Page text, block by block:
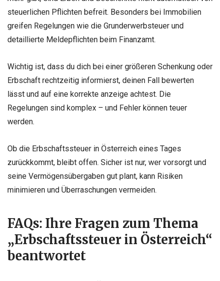
steuerlichen Pflichten befreit. Besonders bei Immobilien
greifen Regelungen wie die Grunderwerbsteuer und
detaillierte Meldepflichten beim Finanzamt.
Wichtig ist, dass du dich bei einer größeren Schenkung oder
Erbschaft rechtzeitig informierst, deinen Fall bewerten
lässt und auf eine korrekte anzeige achtest. Die
Regelungen sind komplex – und Fehler können teuer
werden.
Ob die Erbschaftssteuer in Österreich eines Tages
zurückkommt, bleibt offen. Sicher ist nur, wer vorsorgt und
seine Vermögensübergaben gut plant, kann Risiken
minimieren und Überraschungen vermeiden.
FAQs: Ihre Fragen zum Thema
„Erbschaftssteuer in Österreich“
beantwortet